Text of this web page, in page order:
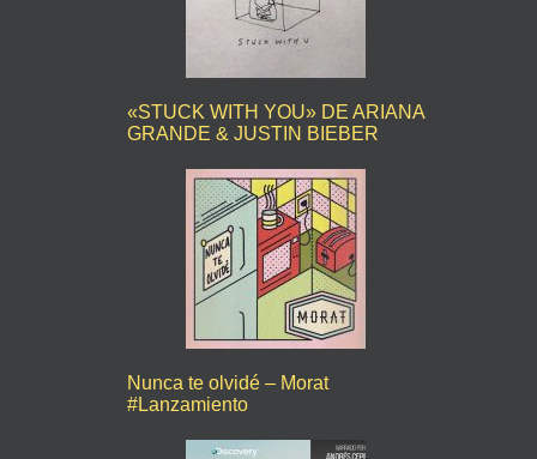
«STUCK WITH YOU» DE ARIANA
GRANDE & JUSTIN BIEBER
Nunca te olvidé – Morat
#Lanzamiento